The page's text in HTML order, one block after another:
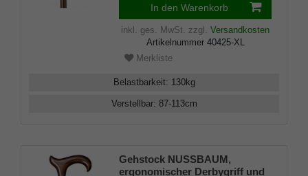
In den Warenkorb
inkl. ges. MwSt. zzgl. Versandkosten
Artikelnummer 40425-XL
Merkliste
Belastbarkeit: 130kg
Verstellbar: 87-113cm
Gehstock NUSSBAUM,
ergonomischer Derbygriff und